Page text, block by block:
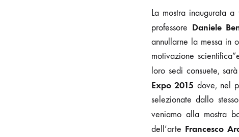
La mostra inaugurata
professore Daniele
annullarne la messa in
motivazione
loro sedi consuete,
Expo 2015 dove, nel
selezionate dallo
veniamo alla mostra
dell’arte Francesco